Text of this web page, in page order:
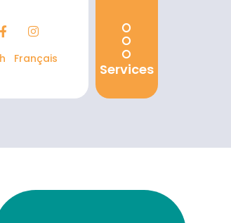
Français
Services